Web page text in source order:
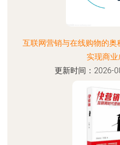
互联网营销与在线购物的奥
实现商业
更新时间：2026-